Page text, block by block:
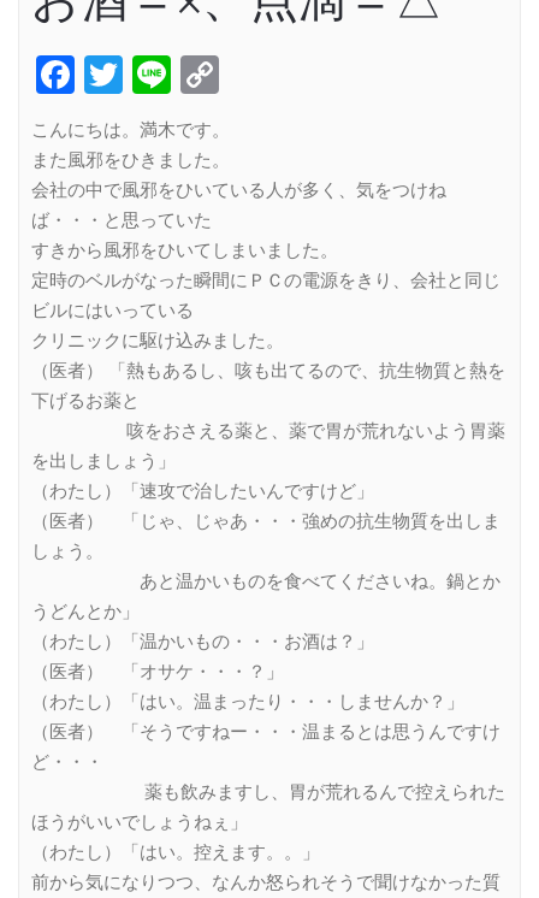
Facebook
Twitter
Line
こんにちは。満木です。
また風邪をひきました。
会社の中で風邪をひいている人が多く、気をつけね
ば・・・と思っていた
すきから風邪をひいてしまいました。
定時のベルがなった瞬間にＰＣの電源をきり、会社と同じ
ビルにはいっている
クリニックに駆け込みました。
（医者） 「熱もあるし、咳も出てるので、抗生物質と熱を
下げるお薬と
咳をおさえる薬と、薬で胃が荒れないよう胃薬
を出しましょう」
（わたし）「速攻で治したいんですけど」
（医者） 「じゃ、じゃあ・・・強めの抗生物質を出しま
しょう。
あと温かいものを食べてくださいね。鍋とか
うどんとか」
（わたし）「温かいもの・・・お酒は？」
（医者） 「オサケ・・・？」
（わたし）「はい。温まったり・・・しませんか？」
（医者） 「そうですねー・・・温まるとは思うんですけ
ど・・・
薬も飲みますし、胃が荒れるんで控えられた
ほうがいいでしょうねぇ」
（わたし）「はい。控えます。。」
前から気になりつつ、なんか怒られそうで聞けなかった質